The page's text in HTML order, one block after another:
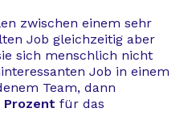
zwischen einem sehr
Job gleichzeitig aber
sich menschlich nicht
Job in einem
Team, dann
Prozent für das